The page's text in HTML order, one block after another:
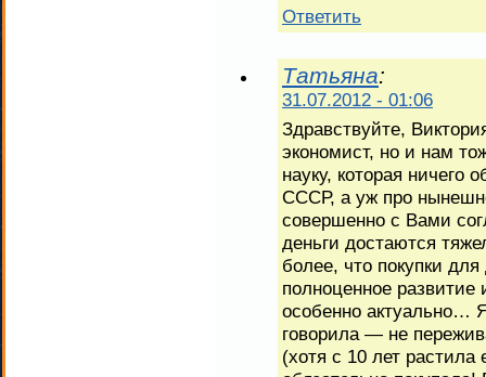
Ответить
Татьяна:
31.07.2012 - 01:06
Здравствуйте,
экономист, но и нам
науку, которая ничего
СССР, а уж про
совершенно с Вами
деньги достаются
более, что покупки
полноценное
особенно актуально…
говорила — не
(хотя с 10 лет